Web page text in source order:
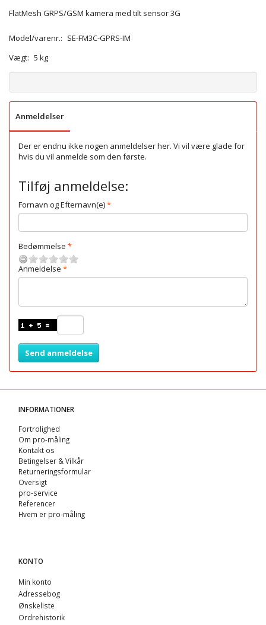
FlatMesh GRPS/GSM kamera med tilt sensor 3G
Model/varenr.: SE-FM3C-GPRS-IM
Vægt: 5 kg
Anmeldelser
Der er endnu ikke nogen anmeldelser her. Vi vil være glade for
hvis du vil anmelde som den første.
Tilføj anmeldelse:
Fornavn og Efternavn(e)
Bedømmelse
Anmeldelse
Send anmeldelse
INFORMATIONER
Fortrolighed
Om pro-måling
Kontakt os
Betingelser & Vilkår
Returneringsformular
Oversigt
pro-service
Referencer
Hvem er pro-måling
KONTO
Min konto
Adressebog
Ønskeliste
Ordrehistorik